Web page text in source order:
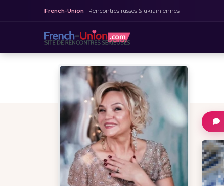
French-Union | Rencontres russes & ukrainiennes